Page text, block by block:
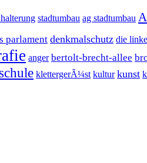
stadtumbau ag stadtumbau
parlament denkmalschutz die linke
anger bertolt-brecht-allee
klettergerÃ¼st kultur kunst